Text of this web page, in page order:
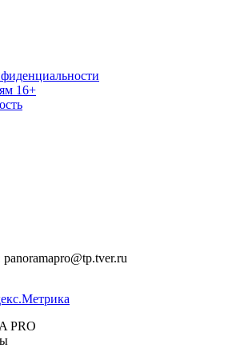
16+
PRO